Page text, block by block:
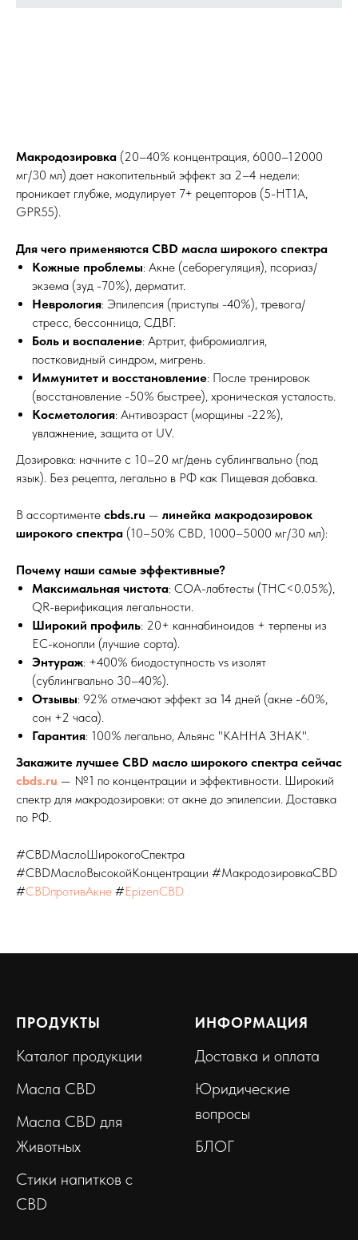
Макродозировка (20–40% концентрация, 6000–12000
мг/30 мл) дает накопительный эффект за 2–4 недели:
проникает глубже, модулирует 7+ рецепторов (5-HT1A,
GPR55).
Для чего применяются CBD масла широкого спектра
Кожные проблемы: Акне (себорегуляция), псориаз/
экзема (зуд -70%), дерматит.
Неврология: Эпилепсия (приступы -40%), тревога/
стресс, бессонница, СДВГ.
Боль и воспаление: Артрит, фибромиалгия,
постковидный синдром, мигрень.
Иммунитет и восстановление: После тренировок
(восстановление -50% быстрее), хроническая усталость.
Косметология: Антивозраст (морщины -22%),
увлажнение, защита от UV.
Дозировка: начните с 10–20 мг/день сублингвально (под
язык). Без рецепта, легально в РФ как Пищевая добавка.
В ассортименте cbds.ru — линейка макродозировок
широкого спектра (10–50% CBD, 1000–5000 мг/30 мл):
Почему наши самые эффективные?
Максимальная чистота: COA-лабтесты (THC<0.05%),
QR-верификация легальности.​
Широкий профиль: 20+ каннабиноидов + терпены из
ЕС-конопли (лучшие сорта).
Энтураж: +400% биодоступность vs изолят
(сублингвально 30–40%).
Отзывы: 92% отмечают эффект за 14 дней (акне -60%,
сон +2 часа).
Гарантия: 100% легально, Альянс "КАННА ЗНАК".​
Закажите лучшее CBD масло широкого спектра сейчас
cbds.ru — №1 по концентрации и эффективности. Широкий
спектр для макродозировки: от акне до эпилепсии. Доставка
по РФ.
#CBDМаслоШирокогоСпектра
#CBDМаслоВысокойКонцентрации #МакродозировкаCBD
#CBDпротивАкне #EpizenCBD
ПРОДУКТЫ
Каталог продукции
Масла CBD
Масла CBD для
Животных
Стики напитков с
CBD
ИНФОРМАЦИЯ
Доставка и оплата
Юридические
вопросы
БЛОГ